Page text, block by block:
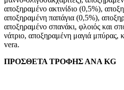
αποξηραμένο ακτινίδιο (0,5%),
αποξηραμένη παπάγια (0,5%),
αποξηραμένο σπανάκι, φλοιός και
νάτριο, αποξηραμένη μαγιά μπύρας,
vera.
ΠΡΟΣΘΕΤΑ ΤΡΟΦΗΣ ΑΝΑ KG